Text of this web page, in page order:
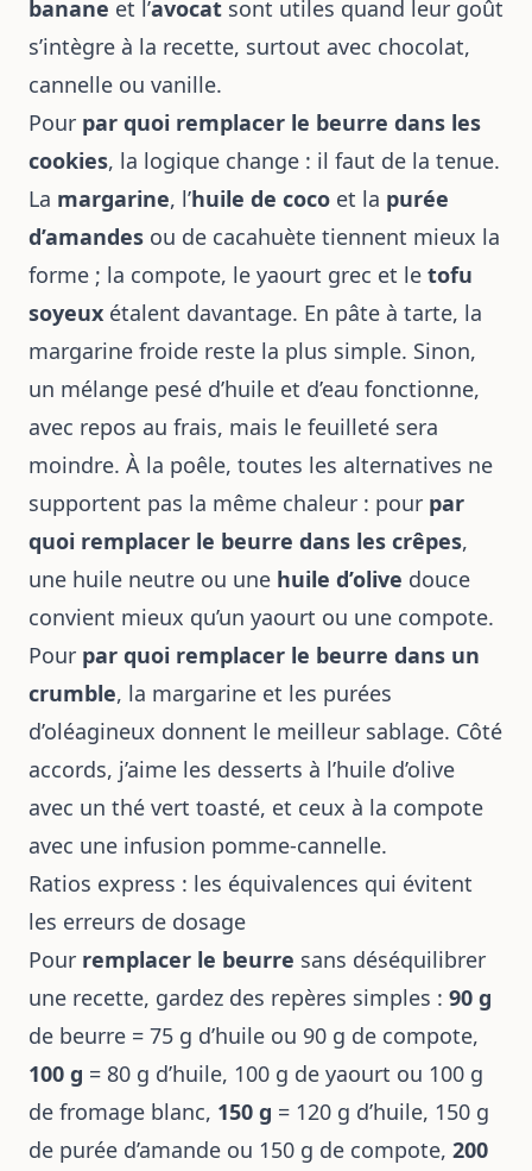
banane et l’avocat sont utiles quand leur goût
s’intègre à la recette, surtout avec chocolat,
cannelle ou vanille.
Pour par quoi remplacer le beurre dans les
cookies, la logique change : il faut de la tenue.
La margarine, l’huile de coco et la purée
d’amandes ou de cacahuète tiennent mieux la
forme ; la compote, le yaourt grec et le tofu
soyeux étalent davantage. En pâte à tarte, la
margarine froide reste la plus simple. Sinon,
un mélange pesé d’huile et d’eau fonctionne,
avec repos au frais, mais le feuilleté sera
moindre. À la poêle, toutes les alternatives ne
supportent pas la même chaleur : pour par
quoi remplacer le beurre dans les crêpes,
une huile neutre ou une huile d’olive douce
convient mieux qu’un yaourt ou une compote.
Pour par quoi remplacer le beurre dans un
crumble, la margarine et les purées
d’oléagineux donnent le meilleur sablage. Côté
accords, j’aime les desserts à l’huile d’olive
avec un thé vert toasté, et ceux à la compote
avec une infusion pomme-cannelle.
Ratios express : les équivalences qui évitent
les erreurs de dosage
Pour remplacer le beurre sans déséquilibrer
une recette, gardez des repères simples : 90 g
de beurre = 75 g d’huile ou 90 g de compote,
100 g = 80 g d’huile, 100 g de yaourt ou 100 g
de fromage blanc, 150 g = 120 g d’huile, 150 g
de purée d’amande ou 150 g de compote, 200